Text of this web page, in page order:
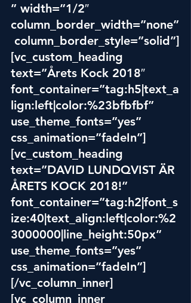
” width=”1/2″
column_border_width=”none”
column_border_style=”solid”]
[vc_custom_heading
text=”Årets Kock 2018″
font_container=”tag:h5|text_a
lign:left|color:%23bfbfbf”
use_theme_fonts=”yes”
css_animation=”fadeIn”]
[vc_custom_heading
text=”DAVID LUNDQVIST ÄR
ÅRETS KOCK 2018!”
font_container=”tag:h2|font_s
ize:40|text_align:left|color:%2
3000000|line_height:50px”
use_theme_fonts=”yes”
css_animation=”fadeIn”]
[/vc_column_inner]
[vc_column_inner